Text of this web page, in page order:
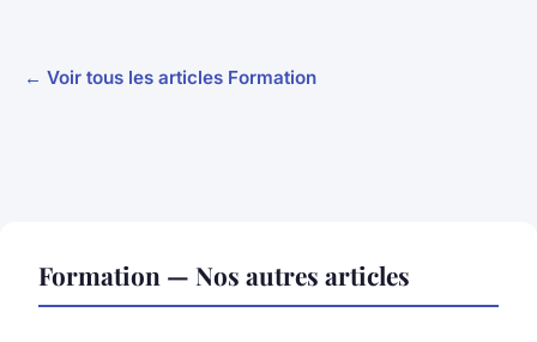
← Voir tous les articles Formation
Formation — Nos autres articles